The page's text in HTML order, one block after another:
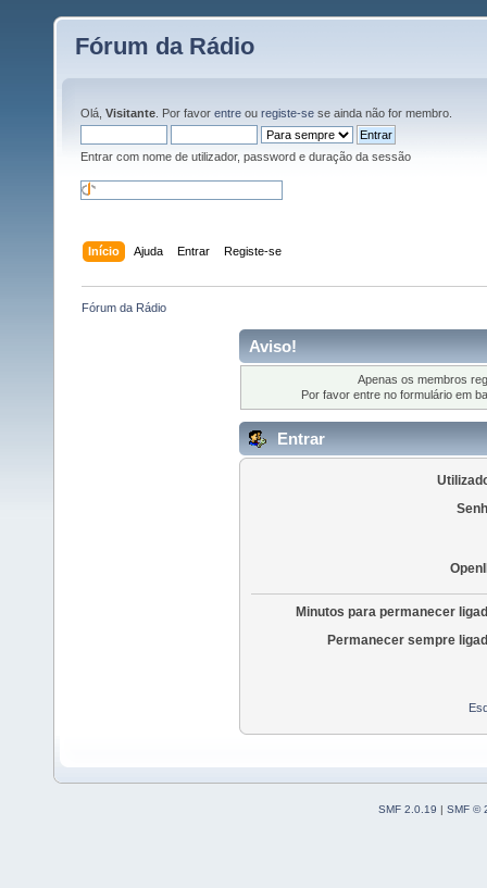
Fórum da Rádio
Olá, Visitante . Por favor entre ou registe-se se ainda não for membro.
Entrar com nome de utilizador, password e duração da sessão
Início Ajuda Entrar Registe-se
Fórum da Rádio
Aviso!
Apenas os membros
Por favor entre no formulário em
Entrar
Minutos para permanecer
Permanecer sempre
SMF 2.0.19 | SMF ©